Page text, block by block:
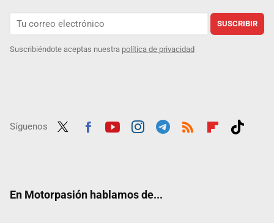
SUSCRIBIR
Suscribiéndote aceptas nuestra política de privacidad
Síguenos
En Motorpasión hablamos de...